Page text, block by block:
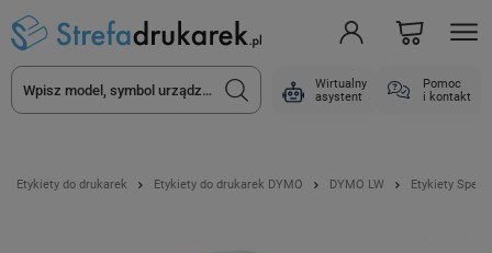
Wirtualny
asystent
Pomoc
i kontakt
Etykiety do drukarek Etykiety do drukarek DYMO DYMO LW Etykiety